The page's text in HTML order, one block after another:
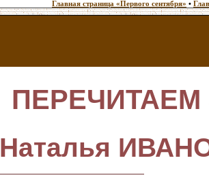
Главная страница «Первого сентября» •
Наталья